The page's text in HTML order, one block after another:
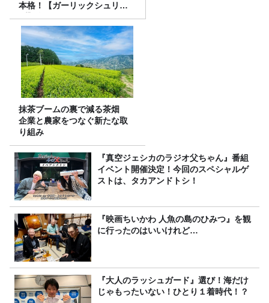
本格！【ガーリックシュリン
プ】 桃屋のかんたんレシピ
抹茶ブームの裏で減る茶畑
企業と農家をつなぐ新たな取
り組み
『真空ジェシカのラジオ父ちゃん』番組
イベント開催決定！今回のスペシャルゲ
ストは、タカアンドトシ！
『映画ちいかわ 人魚の島のひみつ』を観
に行ったのはいいけれど…
『大人のラッシュガード』選び！海だけ
じゃもったいない！ひとり１着時代！？